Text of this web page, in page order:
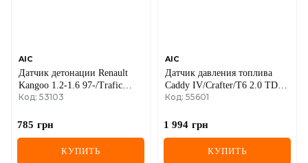
AIC
Датчик детонации Renault
Kangoo 1.2-1.6 97-/Trafic
2.0/2.2 94-
Код: 53103
785 грн
КУПИТЬ
AIC
Датчик давления топлива
Caddy IV/Crafter/T6 2.0 TDI
11-
Код: 55601
1 994 грн
КУПИТЬ